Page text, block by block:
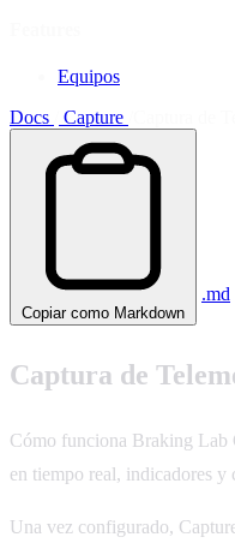
Equipos
Docs
Capture
Copiar como Markdown
.md
Captura de
Cómo funciona Braking Lab
en tiempo real, indicadores y
Una vez configurado,